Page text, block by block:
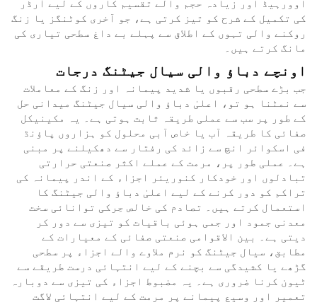
اوورہیڈ اور زیادہ حجم والے تقسیم کاروں کے لیے آرڈر
کی تکمیل کے شرح کو تیز کرتی ہے، جو آخری کوٹنگز یا زنگ
روکنے والی تہوں کے اطلاق سے پہلے بے داغ سطحی تیاری کی
مانگ کرتے ہیں۔
اونچے دباؤ والی سیال جیٹنگ درجات
جب بڑے سطحی رقبوں یا شدید پیمانہ اور زنگ کے معاملات
سے نمٹنا ہو تو، اعلیٰ دباؤ والی سیال جیٹنگ میدانی حل
کے طور پر سب سے عملی طریقہ ثابت ہوتی ہے۔ یہ مکینیکل
صفائی کا طریقہ آب یا خاص آبی محلول کو ہزاروں پاؤنڈ
فی اسکوائر انچ سے زائد کی رفتار سے دھکیلنے پر مبنی
ہے۔ عملی طور پر، مرمت کے عملے اکثر صنعتی حرارتی
تبادلوں اور خودکار کنوریئر اجزاء کے اندر پیمانہ کی
تراکم کو دور کرنے کے لیے اعلیٰ دباؤ والی جیٹنگ کا
استعمال کرتے ہیں۔ تصادم کی خالص حِرکی توانائی سخت
معدنی جمود اور جمی ہوئی باقیات کو تیزی سے دور کر
دیتی ہے۔ بین الاقوامی صنعتی صفائی کے معیارات کے
مطابق، سیال جیٹنگ کو نرم ملاوے والے اجزاء پر سطحی
گڑھے یا کشیدگی سے بچنے کے لیے انتہائی درست طریقے سے
ٹیون کرنا ضروری ہے۔ یہ مضبوط اجزاء کی تیزی سے دوبارہ
تعمیر اور وسیع پیمانے پر مرمت کے لیے انتہائی لاگت